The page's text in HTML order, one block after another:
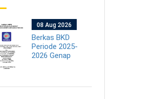
08 Aug 2026
Berkas BKD
Periode 2025-
2026 Genap